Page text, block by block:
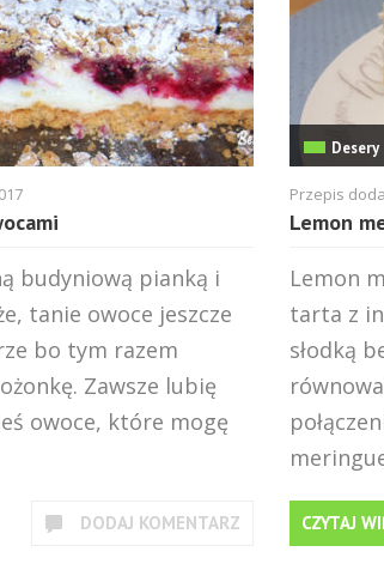
budyniową pianką i
tanie owoce jeszcze
bo tym razem
Zawsze lubię
owoce, które mogę
DODAJ KOMENTARZ
Desery
Przepis
Lemon
Lemon
tarta z
słodką
CZYTAJ